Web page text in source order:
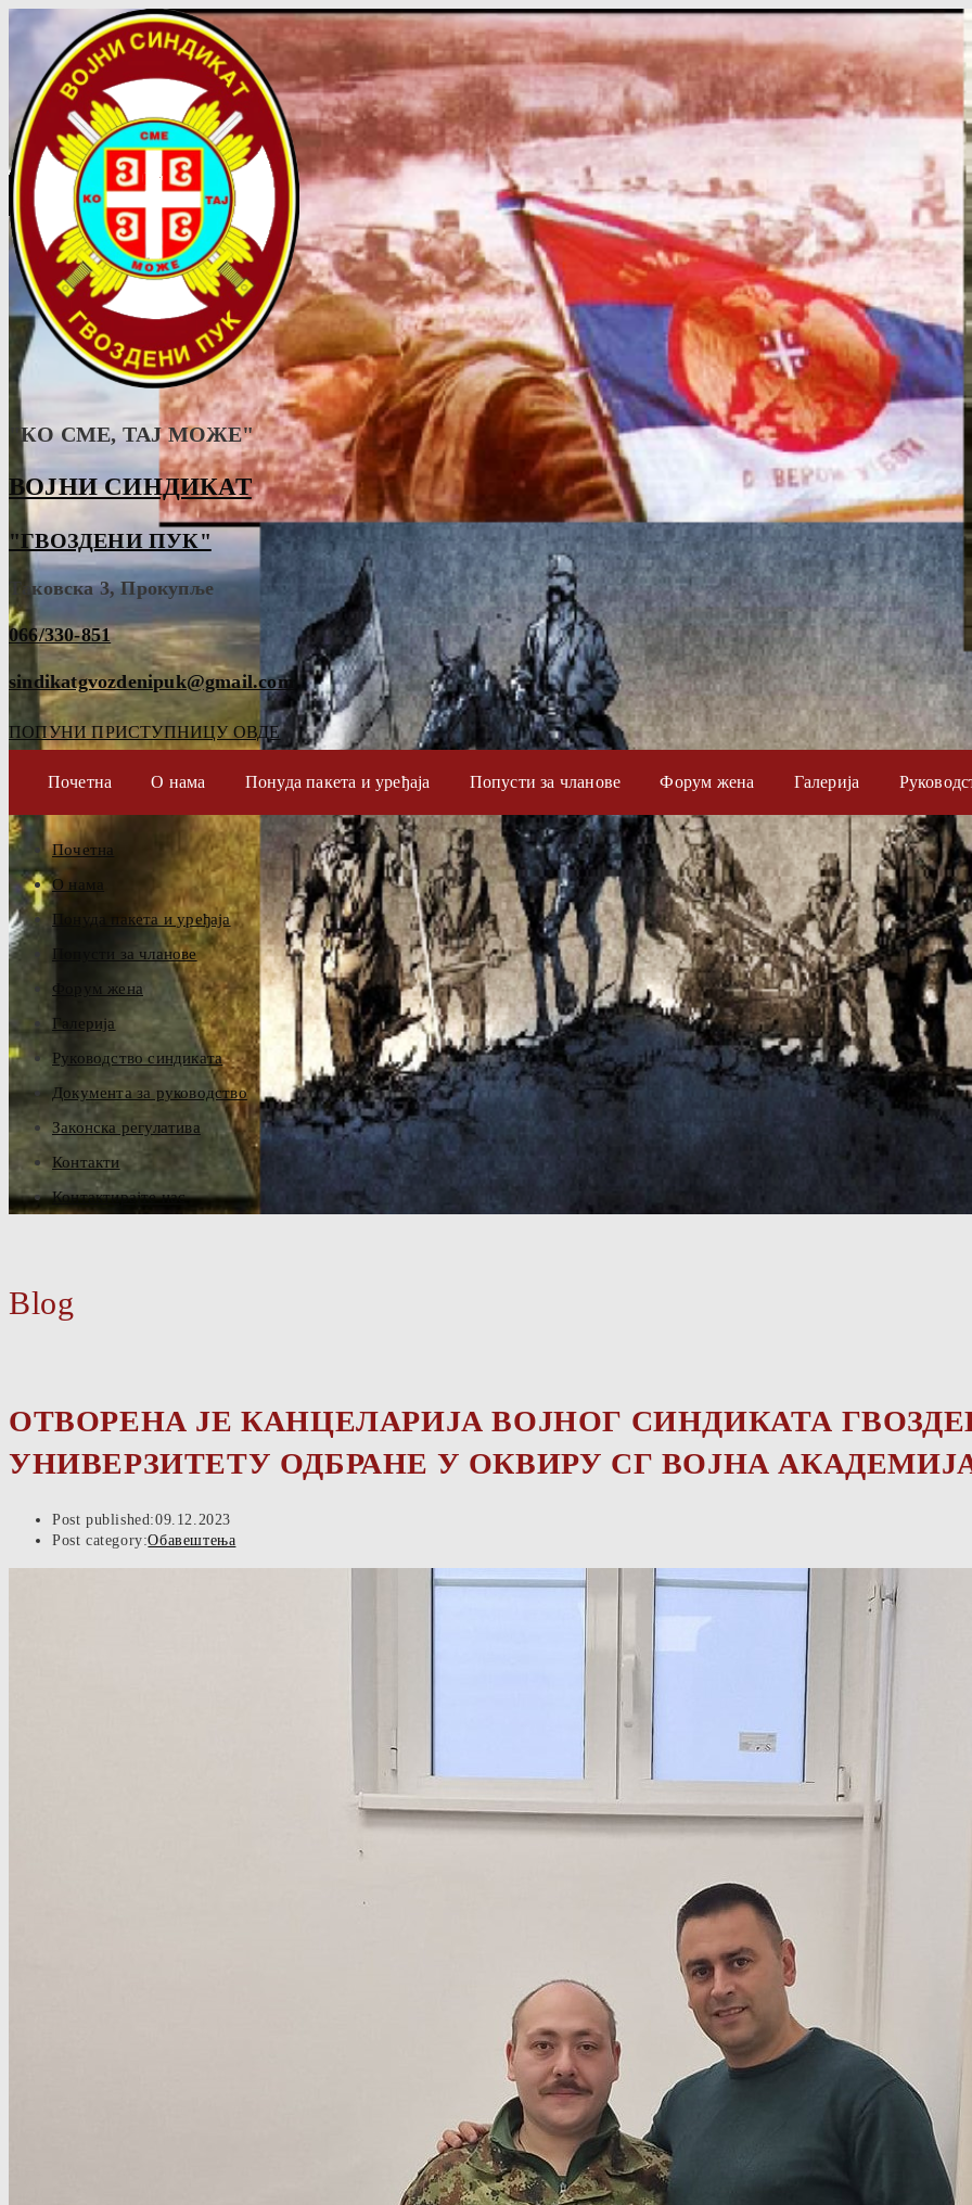
"КО СМЕ, ТАJ МОЖЕ"
ВОЈНИ СИНДИКАТ
"ГВОЗДЕНИ ПУК"
Таковска 3, Прокупље
066/330-851
sindikatgvozdenipuk@gmail.com
ПОПУНИ ПРИСТУПНИЦУ ОВДЕ
Почетна О нама Понуда пакета и уређаја Попусти за чланове Форум жена Галерија
Почетна
О нама
Понуда пакета и уређаја
Попусти за чланове
Форум жена
Галерија
Руководство синдиката
Документа за руководство
Законска регулатива
Контакти
Контактирајте нас
Blog
ОТВОРЕНА ЈЕ КАНЦЕЛАРИЈА ВОЈНОГ СИНДИКАТА
УНИВЕРЗИТЕТУ ОДБРАНЕ У ОКВИРУ СГ ВОЈНА
Post published:09.12.2023
Post category:Обавештења